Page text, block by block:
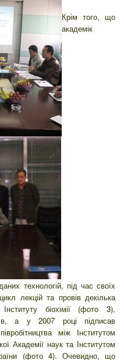
Крім того, що
академік
технологій, під час своїх
лекцій та провів декілька
біохімії (фото 3),
а у 2007 році підписав
між Інститутом
Академії наук та Інститутом
(фото 4). Очевидно, що